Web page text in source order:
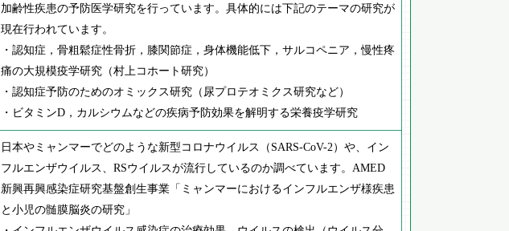
加齢性疾患の予防医学研究を行っています。具体的には下記のテーマの研究が
現在行われています。
・認知症，骨粗鬆症性骨折，膝関節症，身体機能低下，サルコペニア，慢性疼
痛の大規模疫学研究（村上コホート研究）
・認知症予防のためのオミックス研究（尿プロテオミクス研究など）
・ビタミンD，カルシウムなどの疾病予防効果を解明する栄養疫学研究
日本やミャンマーでどのような新型コロナウイルス（SARS-CoV-2）や、イン
フルエンザウイルス、RSウイルスが流行しているのか調べています。AMED
新興再興感染症研究基盤創生事業「ミャンマーにおけるインフルエンザ様疾患
と小児の髄膜脳炎の研究」